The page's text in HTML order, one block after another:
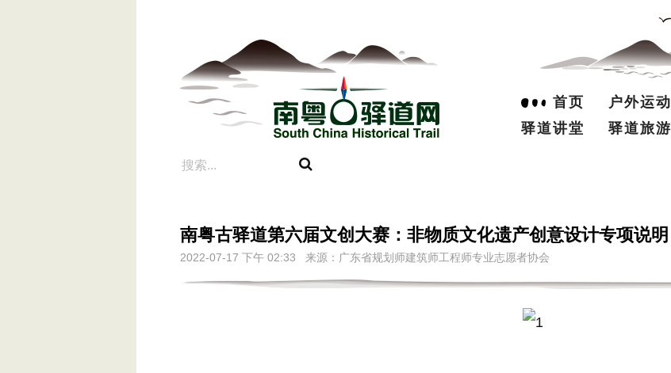
首页 户外运动
驿道讲堂
驿道旅游
南粤古驿道第六届文创大赛：非物质文化遗产创意设计专项说明
2022-07-17 下午 02:33 来源：广东省规划师建筑师工程师专业志愿者协会